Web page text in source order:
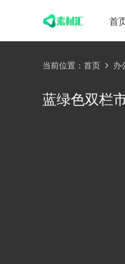
首
当前位置： 首页 办
蓝绿色双栏